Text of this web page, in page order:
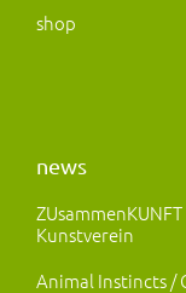
shop
news
Kunstverein
Animal Instincts /